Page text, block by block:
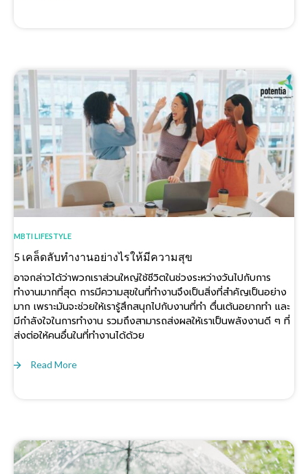
MBTI LIFESTYLE
5 เคล็ดลับทำงานอย่างไรให้มีความสุข
อาจกล่าวได้ว่าพวกเราส่วนใหญ่ใช้ชีวิตในช่วงระหว่างวันไปกับการ
ทำงานมากที่สุด การมีความสุขในที่ทำงานจึงเป็นสิ่งที่สำคัญเป็นอย่าง
มาก เพราะมันจะช่วยให้เรารู้สึกสนุกไปกับงานที่ทำ ตื่นเต้นอยากทำ และ
มีกำลังใจในการทำงาน รวมถึงสามารถส่งผลให้เราเป็นพลังงานดี ๆ ที่
ส่งต่อให้คนอื่นในที่ทำงานได้ด้วย
Read More